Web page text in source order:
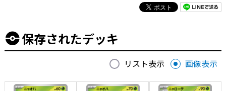
保存されたデッキ
リスト表示 画像表示